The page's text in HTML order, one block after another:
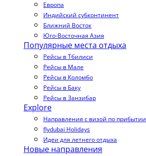
Европа
Индийский субконтинент
Ближний Восток
Юго-Восточная Азия
Популярные места отдыха
Рейсы в Тбилиси
Рейсы в Мале
Рейсы в Коломбо
Рейсы в Баку
Рейсы в Занзибар
Explore
Направления с визой по прибытии
flydubai Holidays
Идеи для летнего отдыха
Новые направления